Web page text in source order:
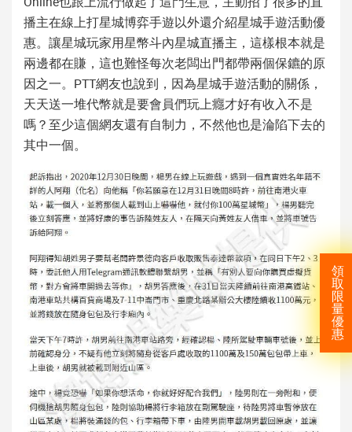
領
取
限
量
優
惠
播主在線上打星城博弈手遊以外還介紹星城手遊活動優
惠。讓星城玩家用星幣斗內星城直播主，這樣根本就是
兩邊都在賺，這也難怪每次老闆出門都帶兩個保鑣的原
因之一。PTT網友也說到，因為星城手遊活動的關係，
天天送一堆代幣就是要會員們玩上癮才好有收入不是
嗎？至少這個網友還有自制力，不然他也是淪陷下去的
其中一個。